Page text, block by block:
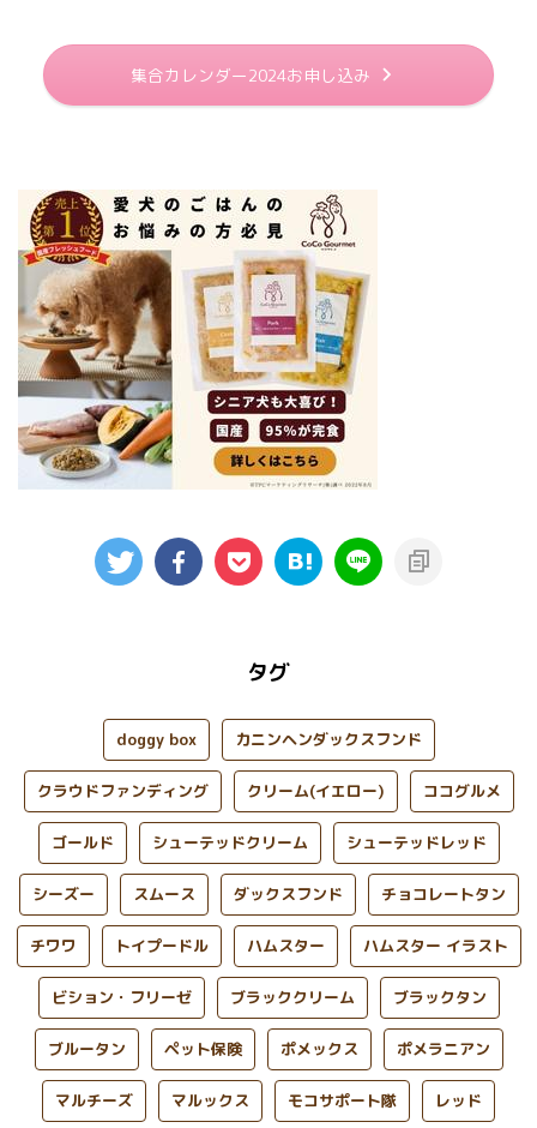
集合カレンダー2024お申し込み
タグ
doggy box カニンヘンダックスフンド
クラウドファンディング クリーム(イエロー) ココグルメ
ゴールド シューテッドクリーム シューテッドレッド
シーズー スムース ダックスフンド チョコレートタン
チワワ トイプードル ハムスター ハムスター イラスト
ビション・フリーゼ ブラッククリーム ブラックタン
ブルータン ペット保険 ポメックス ポメラニアン
マルチーズ マルックス モコサポート隊 レッド